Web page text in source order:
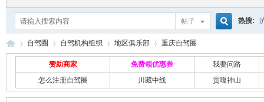
帖子
索
热搜:
自 ›
自驾圈
›
自驾机构组织
›
地区俱乐部
›
重庆自驾圈
赞助商家 免费领优惠券
我要问路
怎么注册自驾圈
川藏中线 贡嘎神山